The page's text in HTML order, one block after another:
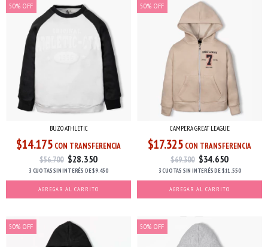
50% OFF
BUZO ATHLETIC
$14.175 CON TRANSFERENCIA
$56.700 $28.350
3 CUOTASSIN INTERÉS DE$9.450
AGREGAR AL CARRITO
50% OFF
CAMPERA GREAT LEAGUE
$17.325 CON TRANSFERENCIA
$69.300 $34.650
3 CUOTAS SIN INTERÉSDE$11.550
AGREGAR AL CARRITO
50% OFF 50% OFF